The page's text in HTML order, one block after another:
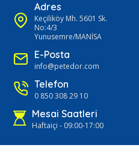
Adres
Keçiliköy Mh. 5601 Sk.
No:4/3
Yunusemre/MANİSA
E-Posta
info@petedor.com
Telefon
0 850 308 29 10
Mesai Saatleri
Haftaiçi - 09:00-17:00